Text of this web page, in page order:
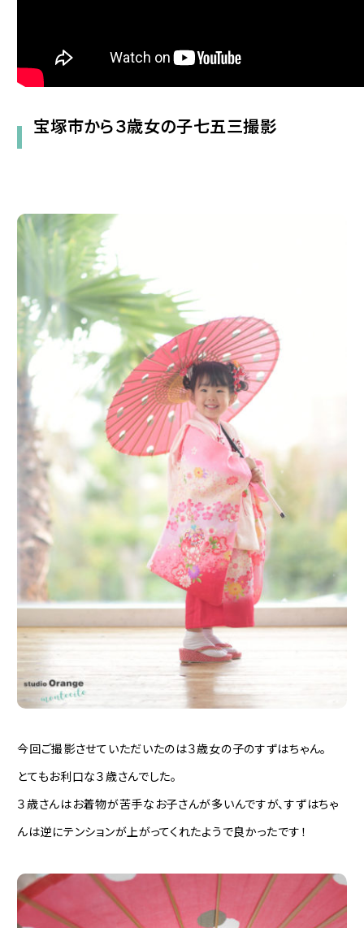
宝塚市から３歳女の子七五三撮影
今回ご撮影させていただいたのは３歳女の子のすずはちゃん。
とてもお利口な３歳さんでした。
３歳さんはお着物が苦手なお子さんが多いんですが、すずはちゃ
んは逆にテンションが上がってくれたようで良かったです！